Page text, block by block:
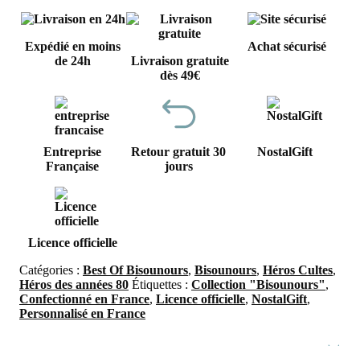
Expédié en moins
de 24h
Livraison gratuite
dès 49€
Achat sécurisé
Entreprise
Française
Retour gratuit 30
jours
NostalGift
Licence officielle
Catégories : Best Of Bisounours, Bisounours, Héros Cultes,
Héros des années 80 Étiquettes : Collection "Bisounours",
Confectionné en France, Licence officielle, NostalGift,
Personnalisé en France